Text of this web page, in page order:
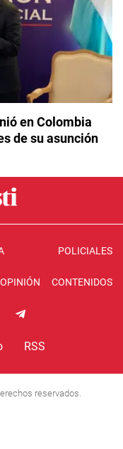
en Colombia
de su asunción
POLICIALES
OPINIÓN CONTENIDOS
RSS
reservados.